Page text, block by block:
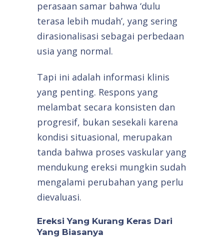
perasaan samar bahwa ‘dulu
terasa lebih mudah’, yang sering
dirasionalisasi sebagai perbedaan
usia yang normal.
Tapi ini adalah informasi klinis
yang penting. Respons yang
melambat secara konsisten dan
progresif, bukan sesekali karena
kondisi situasional, merupakan
tanda bahwa proses vaskular yang
mendukung ereksi mungkin sudah
mengalami perubahan yang perlu
dievaluasi.
Ereksi Yang Kurang Keras Dari
Yang Biasanya